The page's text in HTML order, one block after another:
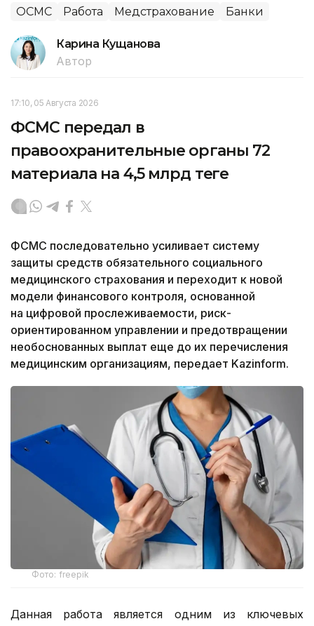
ОСМС Работа Медстрахование Банки
Карина Кущанова
Автор
17:10, 05 Августа 2026
ФСМС передал в
правоохранительные органы 72
материала на 4,5 млрд теңге
ФСМС последовательно усиливает систему
защиты средств обязательного социального
медицинского страхования и переходит к новой
модели финансового контроля, основанной
на цифровой прослеживаемости, риск-
ориентированном управлении и предотвращении
необоснованных выплат еще до их перечисления
медицинским организациям, передает Kazinform.
Фото: freepik
Данная работа является одним из ключевых